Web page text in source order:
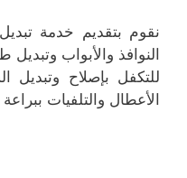
نقوم بتقديم خدمة
النوافذ والأبواب
للتكفل بإصلاح وتبديل
الأعطال والتلفيات